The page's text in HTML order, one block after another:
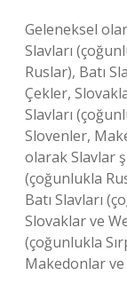
Geleneksel
Slavları
Ruslar), Batı
Çekler,
Slavları
Slovenler,
olarak Slavlar
(çoğunlukla
Batı Slavları
Slovaklar ve
(çoğunlukla
Makedonlar ve